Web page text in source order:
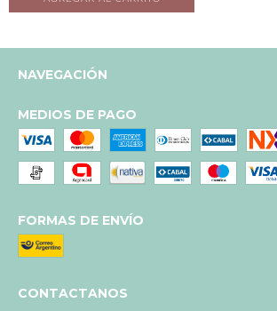
NAVEGACIÓN
MEDIOS DE PAGO
FORMAS DE ENVÍO
CONTACTANOS